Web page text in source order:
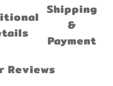
Shipping
&
Payment
Reviews